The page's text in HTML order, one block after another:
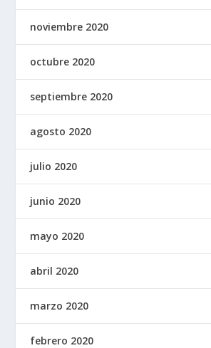
noviembre 2020
octubre 2020
septiembre 2020
agosto 2020
julio 2020
junio 2020
mayo 2020
abril 2020
marzo 2020
febrero 2020